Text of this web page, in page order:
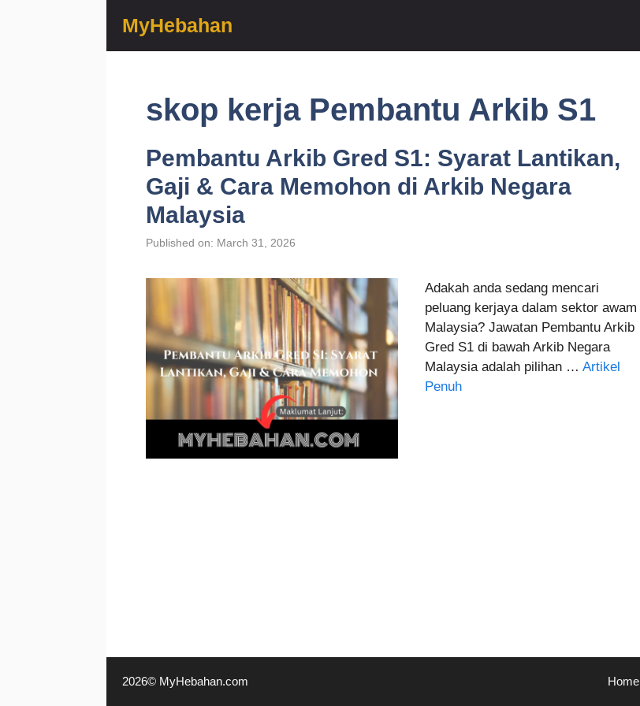
MyHebahan
skop kerja Pembantu Arkib S1
Pembantu Arkib Gred S1: Syarat Lantikan,
Gaji & Cara Memohon di Arkib Negara
Malaysia
Published on: March 31, 2026
Adakah anda sedang mencari
peluang kerjaya dalam sektor awam
Malaysia? Jawatan Pembantu Arkib
Gred S1 di bawah Arkib Negara
Malaysia adalah pilihan … Artikel
Penuh
Home
2026© MyHebahan.com